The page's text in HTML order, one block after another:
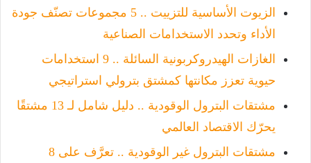
الزيوت الأساسية للتزييت .. 5 مجموعات تصنّف جودة
الأداء وتحدد الاستخدامات الصناعية
الغازات الهيدروكربونية السائلة .. 9 استخدامات
حيوية تعزز مكانتها كمشتق بترولي استراتيجي
مشتقات البترول الوقودية .. دليل شامل لـ 13 مشتقًا
يحرّك الاقتصاد العالمي
مشتقات البترول غير الوقودية .. تعرَّف على 8